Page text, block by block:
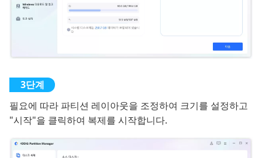
필요에 따라 파티션 레이아웃을 조정하여 크기를 설정하고
"시작"을 클릭하여 복제를 시작합니다.